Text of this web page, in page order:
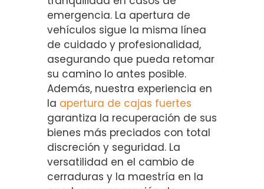
emergencia. La apertura de
vehículos sigue la misma línea
de cuidado y profesionalidad,
asegurando que pueda retomar
su camino lo antes posible.
Además, nuestra experiencia en
la apertura de cajas fuertes
garantiza la recuperación de sus
bienes más preciados con total
discreción y seguridad. La
versatilidad en el cambio de
cerraduras y la maestría en la